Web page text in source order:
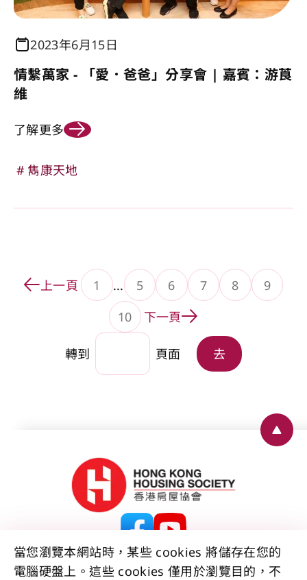
2023年6月15日
情繫萬家 - 「愛．爸爸」分享會 | 嘉賓：游莨
維
了解更多
雋康天地
上一頁
轉到頁面
1 ...
轉到頁面
5
轉到頁面
6 7
轉到頁面
8
轉到頁
9
轉到頁面
10 下一頁
轉到 頁面 去
當您瀏覽本網站時，某些 cookies 將儲存在您的
電腦硬盤上。這些 cookies 僅用於瀏覽目的，不